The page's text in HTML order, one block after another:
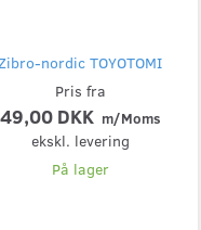
nordic TOYOTOMI
Pris fra
49,00 DKK m/Moms
ekskl. levering
På lager